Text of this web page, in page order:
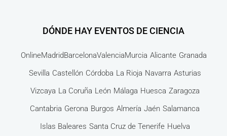
DÓNDE HAY EVENTOS DE CIENCIA
OnlineMadridBarcelonaValenciaMurcia Alicante Granada
Sevilla Castellón Córdoba La Rioja Navarra Asturias
Vizcaya La Coruña León Málaga Huesca Zaragoza
Cantabria Gerona Burgos Almería Jaén Salamanca
Islas Baleares Santa Cruz de Tenerife Huelva